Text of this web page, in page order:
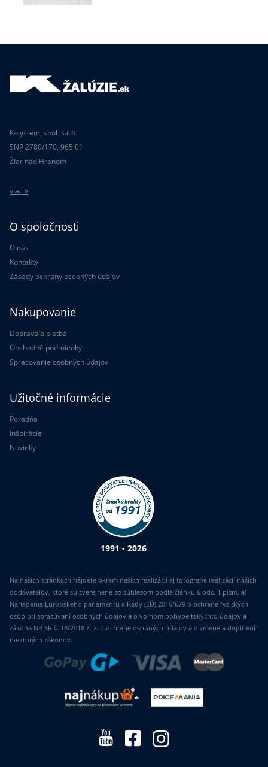
K-system, spol. s.r.o.
SNP 2780/170, 965 01
Žiar nad Hronom
viac »
O spoločnosti
O nás
Kontakty
Zásady ochrany osobných údajov
Nakupovanie
Doprava a platba
Obchodné podmienky
Spracovanie osobných údajov
Užitočné informácie
Poradňa
Inšpirácie
Novinky
1991 - 2026
Na našich stránkach nájdete okrem našich realizácií aj fotografie realizácií našich
dodávateľov, ktoré sú zverejnené so súhlasom podľa článku 6 ods. 1 písm. a)
Nariadenia Európskeho parlamentu a Rady (EÚ) 2016/679 o ochrane fyzických
osôb pri spracúvaní osobných údajov a o voľnom pohybe takýchto údajov a
zákona NR SR č. 18/2018 Z. z. o ochrane osobných údajov a o zmene a doplnení
niektorých zákonov.